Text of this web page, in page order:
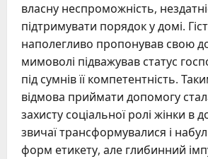
власну неспроможність,
підтримувати порядок у домі.
наполегливо пропонував свою
мимоволі підважував статус
під сумнів її компетентність.
відмова приймати допомогу
захисту соціальної ролі жінки в
звичаї трансформувалися і
форм етикету, але глибинний